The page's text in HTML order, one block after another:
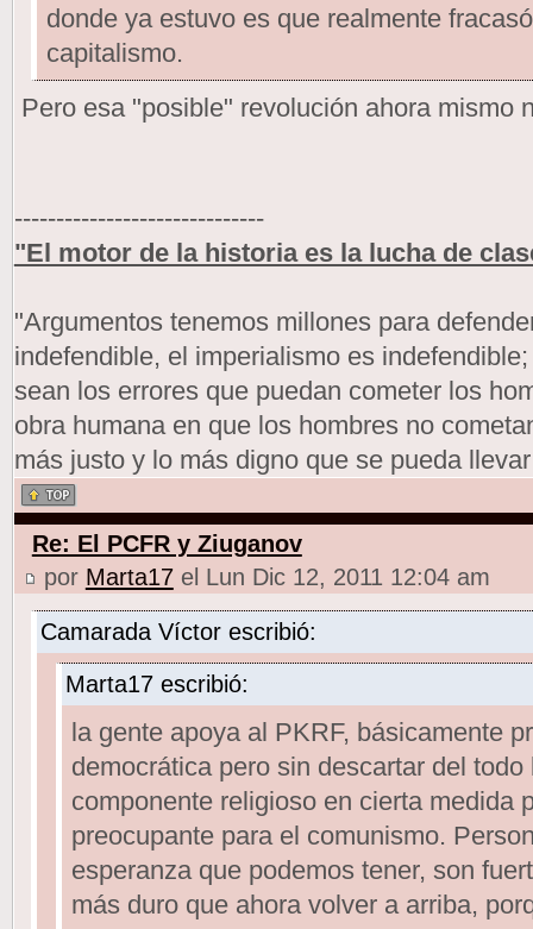
donde ya estuvo es que realmente
capitalismo.
Pero esa "posible" revolución ahora mismo
------------------------------
"El motor de la historia es la lucha de
"Argumentos tenemos millones para
indefendible, el imperialismo es
sean los errores que puedan cometer los
obra humana en que los hombres no
más justo y lo más digno que se pueda
Re: El PCFR y Ziuganov
por Marta17el Lun Dic 12, 2011 12:04 am
Camarada Víctor escribió:
Marta17 escribió:
la gente apoya al PKRF, básicamente
democrática pero sin descartar del
componente religioso en cierta medida
preocupante para el comunismo.
esperanza que podemos tener, son
más duro que ahora volver a arriba,